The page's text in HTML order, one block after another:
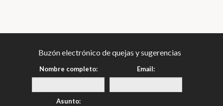
Buzón electrónico de quejas y sugerencias
Nombre completo: Email:
Asunto: